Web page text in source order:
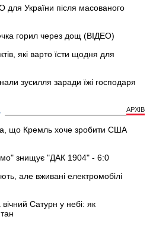
України після масованого
горил через дощ (ВІДЕО)
які варто їсти щодня для
зусилля заради їжі господаря
АРХІВ
що Кремль хоче зробити США
знищує "ДАК 1904" - 6:0
але вживані електромобілі
Сатурн у небі: як